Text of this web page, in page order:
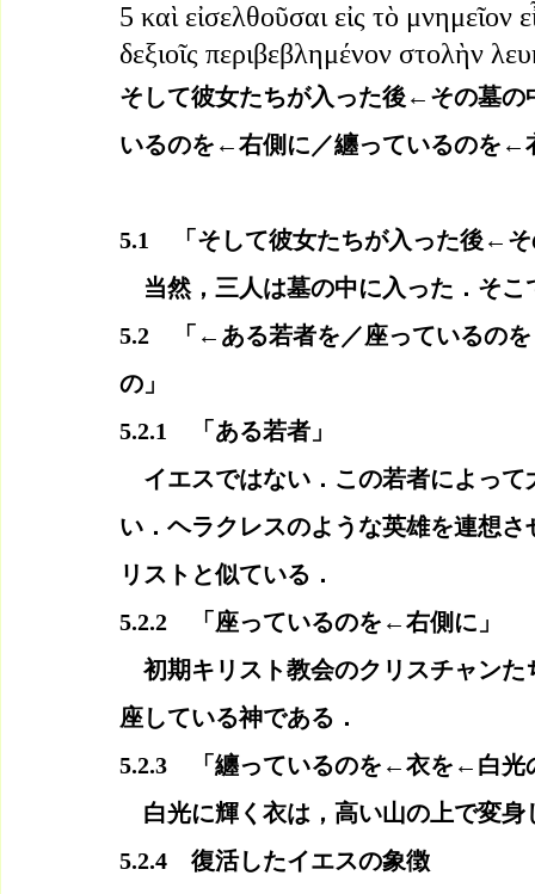
5 καὶ εἰσελθοῦσαι εἰς τὸ μνημεῖον
δεξιοῖς περιβεβλημένον στολὴν
そして彼女たちが入った後←その墓
いるのを←右側に／纏っているのを←
5.1　「そして彼女たちが入った後←
当然，三人は墓の中に入った．そこ
5.2　「←ある若者を／座っているの
の」
5.2.1　「ある若者」
イエスではない．この若者によって
い．ヘラクレスのような英雄を連想
リストと似ている．
5.2.2　「座っているのを←右側に」
初期キリスト教会のクリスチャンた
座している神である．
5.2.3　「纏っているのを←衣を←白光
白光に輝く衣は，高い山の上で変身
5.2.4　復活したイエスの象徴